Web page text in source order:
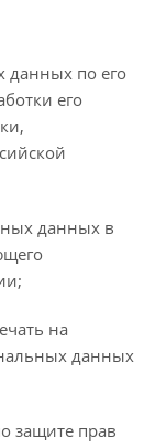
данных по его
его
данных в
на
данных
защите прав